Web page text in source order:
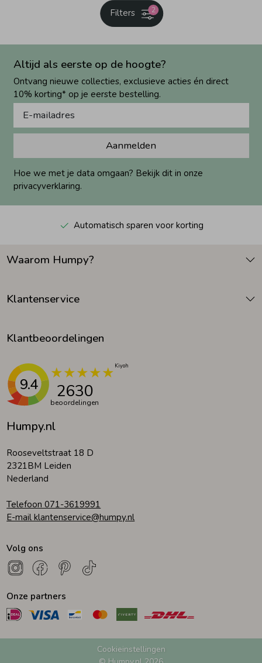
2
Filters
Altijd als eerste op de hoogte?
Ontvang nieuwe collecties, exclusieve acties én direct
10% korting* op je eerste bestelling.
Aanmelden
Hoe we met je data omgaan? Bekijk dit in onze
privacyverklaring.
Automatisch sparen voor korting
Humpy.nl
Rooseveltstraat 18 D
2321BM Leiden
Nederland
Telefoon 071-3619991
E-mail klantenservice@humpy.nl
Waarom Humpy?
Klantenservice
Klantbeoordelingen
9.4 2630
beoordelingen
Volg ons
Onze partners
Cookieinstellingen